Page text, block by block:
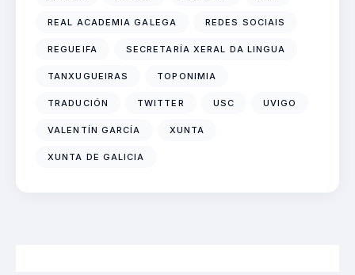
REAL ACADEMIA GALEGA REDES SOCIAIS
REGUEIFA SECRETARÍA XERAL DA LINGUA
TANXUGUEIRAS TOPONIMIA
TRADUCIÓN TWITTER USC UVIGO
VALENTÍN GARCÍA XUNTA
XUNTA DE GALICIA